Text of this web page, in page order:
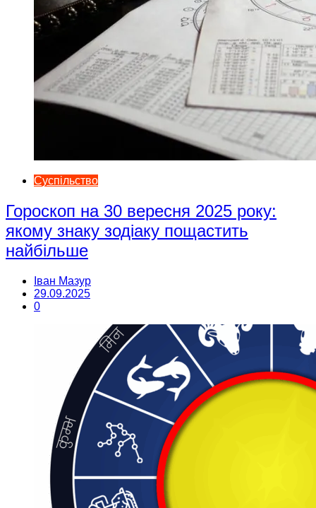
Суспільство
Гороскоп на 30 вересня 2025 року:
якому знаку зодіаку пощастить
найбільше
Іван Мазур
29.09.2025
0